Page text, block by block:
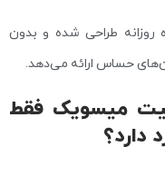
روزانه طراحی شده و بدون
حساس ارائه می‌دهد.
میسویک فقط
دارد؟